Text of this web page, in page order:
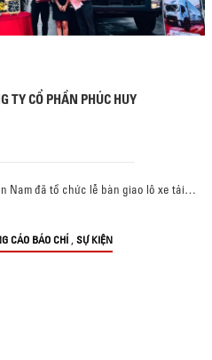
TY CỔ PHẦN PHÚC HUY
Nam đã tổ chức lễ bàn giao lô xe tải…
CÁO BÁO CHÍ , SỰ KIỆN